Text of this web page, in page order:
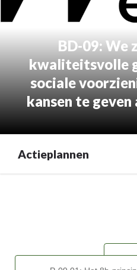
BD-09: We
kwaliteitsvolle
sociale
kansen te geven
Actieplannen